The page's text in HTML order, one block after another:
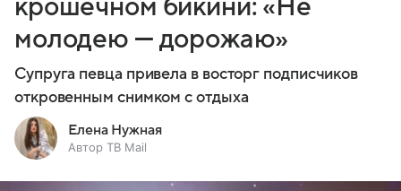
крошечном бикини: «Не
молодею — дорожаю»
Супруга певца привела в восторг подписчиков
откровенным снимком с отдыха
Елена Нужная
Автор ТВ Mail